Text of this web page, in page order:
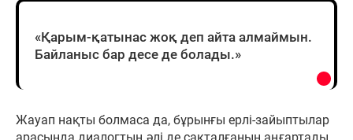
«Қарым-қатынас жоқ деп айта алмаймын.
Байланыс бар десе де болады.»
Жауап нақты болмаса да, бұрынғы ерлі-зайыптылар